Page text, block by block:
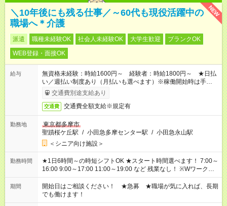
NEW
＼10年後にも残る仕事／～60代も現役活躍中の
職場へ＊介護
派遣 職種未経験OK 社会人未経験OK 大学生歓迎
ブランクOK
WEB登録・面接OK
給与
無資格未経験：時給1600円～ 経験者：時給1800円～ ★日払
い／週払い制度あり（月払いも選べます）※稼働開始時は手続き
完了次第のお支払いとなります。
交通費別途支給あり
交通費 交通費全額支給※規定有
勤務地
東京都多摩市
聖蹟桜ケ丘駅 / 小田急多摩センター駅 / 小田急永山駅
＜シニア向け施設＞
勤務時間
★1日6時間～の時短シフトOK ★スタート時間選べます！ 7:00～
16:00 9:00～17:00 11:00～19:00 など 残業なし！ ※Wワークの
場合、他のお仕事と合わせ週40時間超の就業はご案内できませ
ん ※法令に基づき、週20時間以上勤務は社会保険への加入対象
となります ※労働者派遣法（日雇い派遣の原則禁止）により、
短時間・短期間の就業はご案内が難しい場合があります
期間
開始日はご相談ください！ ★急募 ★職場が気に入れば、長期
でも働けます！